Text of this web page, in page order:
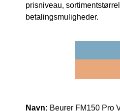
prisniveau,
betalingsmuligheder.
Navn: Beurer FM150 Pro